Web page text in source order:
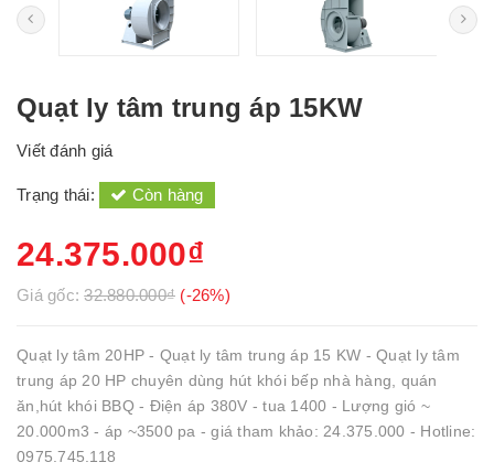
Quạt ly tâm trung áp 15KW
Viết đánh giá
Trạng thái: Còn hàng
24.375.000₫
Giá gốc:32.880.000₫ (-26%)
Quạt ly tâm 20HP - Quạt ly tâm trung áp 15 KW - Quạt ly tâm
trung áp 20 HP chuyên dùng hút khói bếp nhà hàng, quán
ăn,hút khói BBQ - Điện áp 380V - tua 1400 - Lượng gió ~
20.000m3 - áp ~3500 pa - giá tham khảo: 24.375.000 - Hotline:
0975.745.118